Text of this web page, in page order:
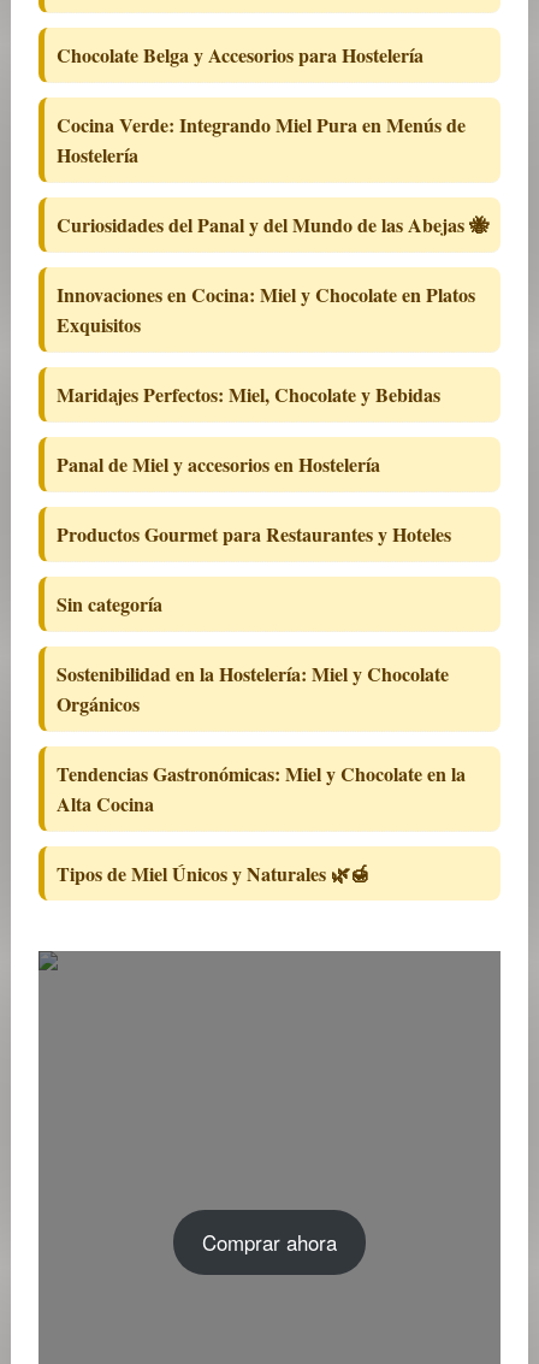
Chocolate Belga y Accesorios para Hostelería
Cocina Verde: Integrando Miel Pura en Menús de
Hostelería
Curiosidades del Panal y del Mundo de las Abejas 🐝
Innovaciones en Cocina: Miel y Chocolate en Platos
Exquisitos
Maridajes Perfectos: Miel, Chocolate y Bebidas
Panal de Miel y accesorios en Hostelería
Productos Gourmet para Restaurantes y Hoteles
Sin categoría
Sostenibilidad en la Hostelería: Miel y Chocolate
Orgánicos
Tendencias Gastronómicas: Miel y Chocolate en la
Alta Cocina
Tipos de Miel Únicos y Naturales 🌿🍯
Comprar ahora